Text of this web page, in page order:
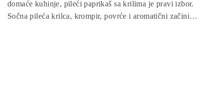
domaće kuhinje, pileći paprikaš sa krilima je pravi izbor.
Sočna pileća krilca, krompir, povrće i aromatični začini